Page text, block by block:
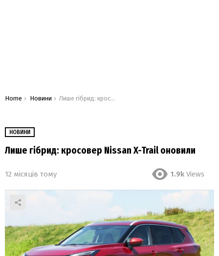
You are here:
Home Новини Лише гібрид: кросовер Nissan X-Trail оновили
НОВИНИ
Лише гібрид: кросовер Nissan X-Trail оновили
12 місяців тому 1.9k Views